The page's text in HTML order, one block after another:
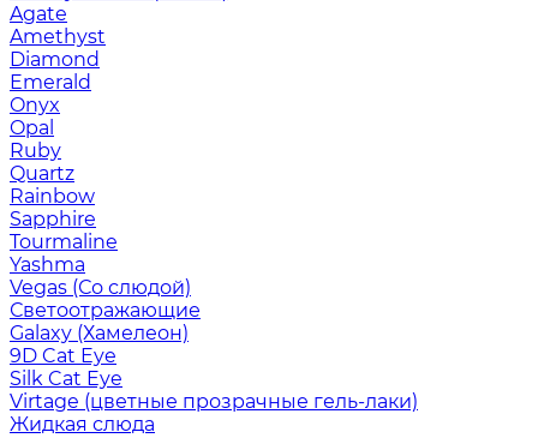
Agate
Amethyst
Diamond
Emerald
Onyx
Opal
Ruby
Quartz
Rainbow
Sapphire
Tourmaline
Yashma
Vegas (Со слюдой)
Светоотражающие
Galaxy (Хамелеон)
9D Cat Eye
Silk Cat Eye
Virtage (цветные прозрачные гель-лаки)
Жидкая слюда